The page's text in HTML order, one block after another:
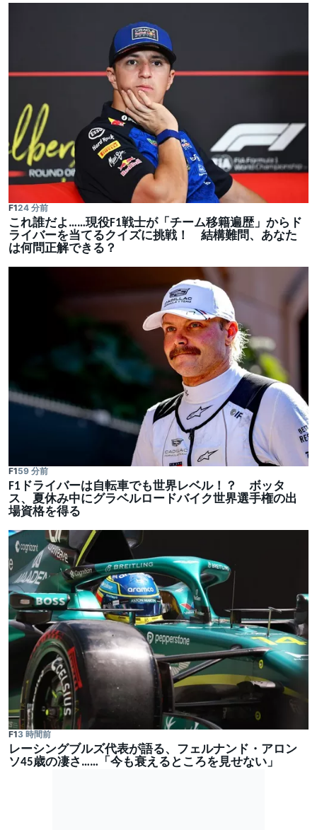
F124 分前
これ誰だよ……現役F1戦士が「チーム移籍遍歴」からド
ライバーを当てるクイズに挑戦！ 結構難問、あなた
は何問正解できる？
F159 分前
F1ドライバーは自転車でも世界レベル！？ ボッタ
ス、夏休み中にグラベルロードバイク世界選手権の出
場資格を得る
F13 時間前
レーシングブルズ代表が語る、フェルナンド・アロン
ソ45歳の凄さ……「今も衰えるところを見せない」